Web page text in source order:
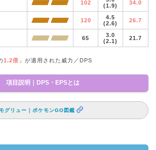
102
(1.9)
34.0
120
4.5
(2.6)
26.7
65
3.0
(2.1)
21.7
1.2倍 」が適用された威力／DPS
項目説明｜DPS・EPSとは
グリュー｜ポケモンGO図鑑